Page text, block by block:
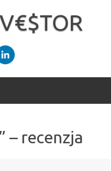
– recenzja